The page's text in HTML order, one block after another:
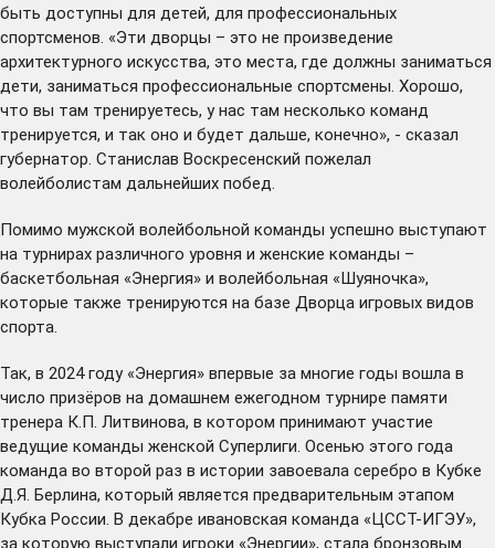
быть доступны для детей, для профессиональных
спортсменов. «Эти дворцы – это не произведение
архитектурного искусства, это места, где должны заниматься
дети, заниматься профессиональные спортсмены. Хорошо,
что вы там тренируетесь, у нас там несколько команд
тренируется, и так оно и будет дальше, конечно», - сказал
губернатор. Станислав Воскресенский пожелал
волейболистам дальнейших побед.
Помимо мужской волейбольной команды успешно выступают
на турнирах различного уровня и женские команды –
баскетбольная «Энергия» и волейбольная «Шуяночка»,
которые также тренируются на базе Дворца игровых видов
спорта.
Так, в 2024 году «Энергия» впервые за многие годы вошла в
число призёров на домашнем ежегодном турнире памяти
тренера К.П. Литвинова, в котором принимают участие
ведущие команды женской Суперлиги. Осенью этого года
команда во второй раз в истории завоевала серебро в Кубке
Д.Я. Берлина, который является предварительным этапом
Кубка России. В декабре ивановская команда «ЦССТ-ИГЭУ»,
за которую выступали игроки «Энергии», стала бронзовым